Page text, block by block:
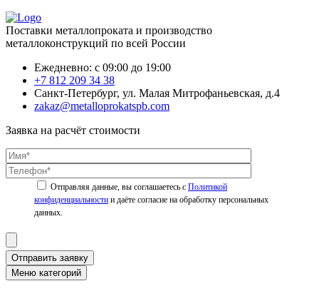
Поставки металлопроката и производство
металлоконструкций по всей России
Ежедневно: с 09:00 до 19:00
+7 812 209 34 38
Санкт-Петербург, ул. Малая Митрофаньевская, д.4
zakaz@metalloprokatspb.com
Заявка на расчёт стоимости
Политикой
конфиденциальности
Отправить заявку
Меню категорий